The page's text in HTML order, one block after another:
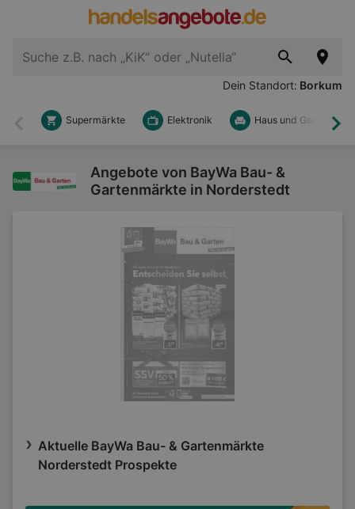
Dein Standort: Borkum
Zurück
Supermärkte Elektronik Haus und Garten
Angebote von BayWa Bau- &
Gartenmärkte in Norderstedt
Aktuelle BayWa Bau- & Gartenmärkte
Norderstedt Prospekte